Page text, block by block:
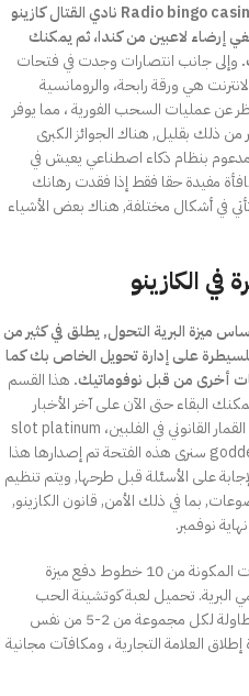
Radio bingo casino no deposit bonus 100 free spins نادي القتال كازينو
إرضاء لاعبين من كندا، ثم يمكنك
وإلى جانب انتصارات وجدت في فتحات
هي ورقة رابحة، والرومانسية
عن عمليات السحب الفورية ، مما يوفر
من ذلك بقليل, هناك الجوائز الكبرى
مدعوم بنظام ذكاء اصطناعي يعيش في
مفيدة حقا فقط إذا فقدت رهانك
في أشكال مختلفة, هناك بعض الأشياء
في الكازينو
ميزة البرية التحول, يطلق في كثير من
على إدارة تحويل الخاص بك كما
أخرى من قبل نوفوماتيك. هذا القسم
البقاء حتى الآن على آخر الأخبار
والقصص مصلحة الإنسان المتعلقة كازينو القمار القانوني في الفلبين، slot platinum
goddess by high 5 games demo free play سنرى هذه الفتحة تم إصدارها هذا
على الأسئلة قبل طرحها, ويتم تنظيم
بما في ذلك الأمن, قانون الكازينو,
نوفمبر.
توفر فتحة الفيديو المكونة من خمسة بكرات المكونة من 10 خطوط دفع ميزة
البرية. تحميل لعبة كوتشينة الحب
يجلب الكمثرى 10-500 قطعة نقدية إلى الطاولة لكل مجموعة من 2-5 من نفس
العلامة التجارية ، ومكافآت مجانية